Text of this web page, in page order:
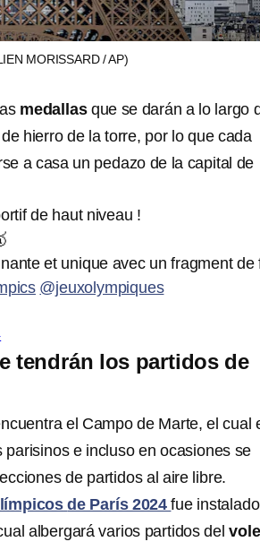
MORISSARD / AP)
medallasque se darán a lo largo
hierro de la torre, por lo que cada
a casa un pedazo de la capital de
de haut niveau !
et unique avec un fragment de
@jeuxolympiques
tendrán los partidos de
el Campo de Marte, el cual
e incluso en ocasiones se
de partidos al aire libre.
de París 2024fue
albergará varios partidos del